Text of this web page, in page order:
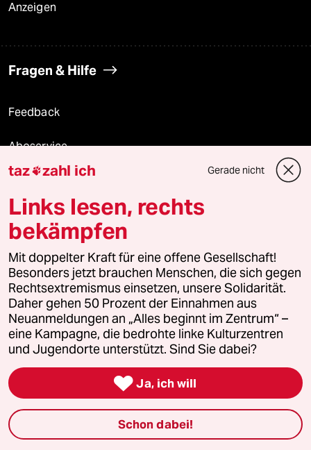
Anzeigen
Fragen & Hilfe
Feedback
Aboservice
ePaper Login
Downloads für Abonnierende
© 2026 taz Verlags und Vertriebs GmbH
Alle Rechte vorbehalten. Bei rechtlichen Fragen oder für Genehmigungen
wenden Sie sich bitte anlizenzen@taz.de
Feedback Redaktionsstatut Kommune-Richtlinien
Leitlinie Datenschutz Impressum
Seitenwende Einwilligungen widerrufen (Ads)
taz zahl ich Gerade nicht
Links lesen, rechts
bekämpfen
Mit doppelter Kraft für eine offene Gesellschaft!
Besonders jetzt brauchen Menschen, die sich gegen
Rechtsextremismus einsetzen, unsere Solidarität.
Daher gehen 50 Prozent der Einnahmen aus
Neuanmeldungen an „Alles beginnt im Zentrum“ –
eine Kampagne, die bedrohte linke Kulturzentren
und Jugendorte unterstützt. Sind Sie dabei?
 Ja, ich will
Schon dabei!